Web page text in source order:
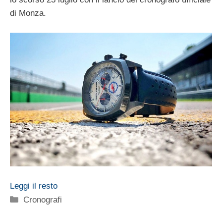
di Monza.
Leggi il resto
Categorie
Cronografi